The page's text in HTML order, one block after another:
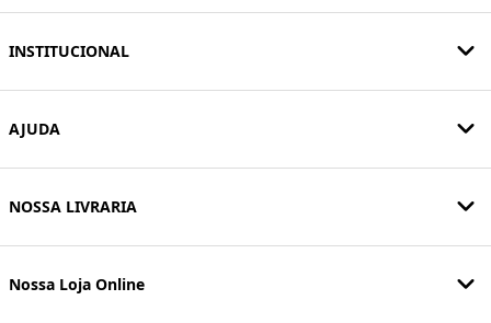
INSTITUCIONAL
AJUDA
NOSSA LIVRARIA
Nossa Loja Online